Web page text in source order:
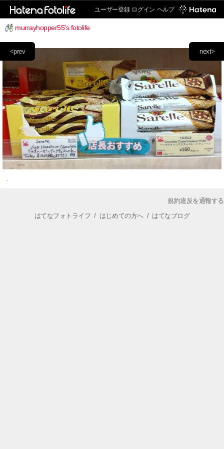
ユーザー登録 ログイン ヘルプ
murrayhopper55's fotolife
next>
<prev
規約違反を通報する
はてなフォトライフ / はじめての方へ/ はてなブログ